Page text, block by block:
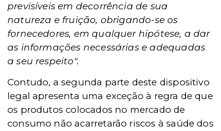
previsíveis em decorrência de sua
natureza e fruição, obrigando-se os
fornecedores, em qualquer hipótese, a dar
as informações necessárias e adequadas
a seu respeito".
Contudo, a segunda parte deste dispositivo
legal apresenta uma exceção à regra de que
os produtos colocados no mercado de
consumo não acarretarão riscos à saúde dos